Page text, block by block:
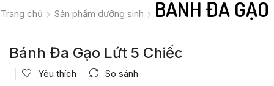
Trang chủ Sản phẩm dưỡng sinh BÁNH ĐA
Bánh Đa Gạo Lứt 5 Chiếc
Yêu thích So sánh